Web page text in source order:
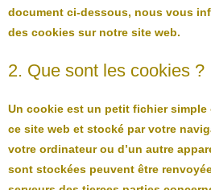
document ci-dessous, nous vous
des cookies sur notre site web.
2. Que sont les cookies ?
Un cookie est un petit fichier simple
ce site web et stocké par votre
votre ordinateur ou d’un autre
sont stockées peuvent être